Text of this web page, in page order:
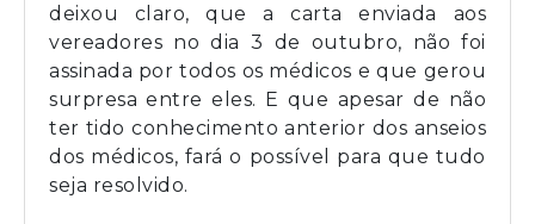
deixou claro, que a carta enviada aos
vereadores no dia 3 de outubro, não foi
assinada por todos os médicos e que gerou
surpresa entre eles. E que apesar de não
ter tido conhecimento anterior dos anseios
dos médicos, fará o possível para que tudo
seja resolvido.